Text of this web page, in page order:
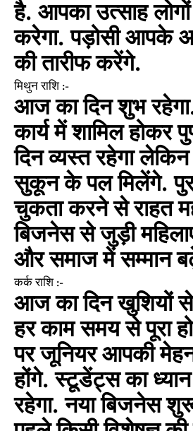
है. आपका उत्साह लोगों
करेगा. पड़ोसी आपके
की तारीफ करेंगे.
मिथुन राशि :-
आज का दिन शुभ
कार्य में शामिल होकर
दिन व्यस्त रहेगा
सुकून के पल मिलेंगे.
चुकता करने से राहत
बिजनेस से जुड़ी
और समाज में सम्मान
कर्क राशि :-
आज का दिन खुशियों से
हर काम समय से पूरा
पर जूनियर आपकी
होंगे. स्टूडेंट्स का ध्यान
रहेगा. नया बिजनेस